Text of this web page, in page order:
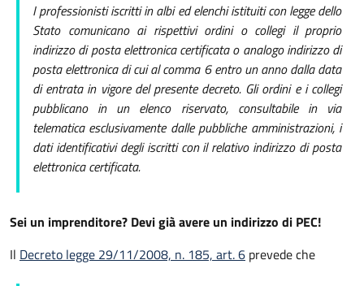
I professionisti iscritti in albi ed elenchi istituiti con legge dello
Stato comunicano ai rispettivi ordini o collegi il proprio
indirizzo di posta elettronica certificatao analogo indirizzo di
posta elettronica di cui al comma 6entro un anno dalla data
di entrata in vigore del presente decreto. Gli ordini e i collegi
pubblicano in un elenco riservato, consultabile in via
telematica esclusivamente dalle pubbliche amministrazioni, i
dati identificativi degli iscritti con il relativo indirizzo di posta
elettronica certificata.
Sei un imprenditore? Devi già avere un indirizzo di PEC!
Il Decreto legge 29/11/2008, n. 185, art. 6 prevede che